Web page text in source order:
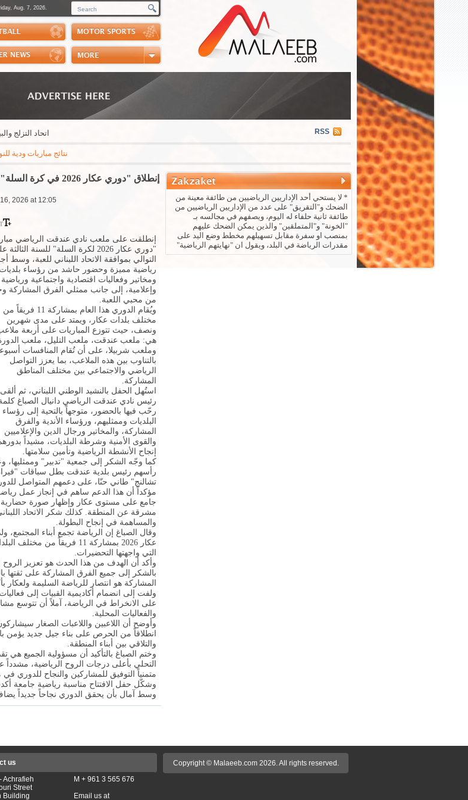
Aug. 7, 2026.
Polls
Scores
Handball
اتحاد التزلج RSS
نتائج مباريات ودية للنوادي في كرة القدم: مايوركا - باريس سان جيرمان 3-0 *
إنطلاق "دوري عكار 2026 في كرة السلة"
2026 at 12:05
إنطلقت على ملعب نادي عندقت الرياضي
"دوري عكار 2026 لكرة السلة" للسنة الثالثة
التوالي بموافقة الاتحاد اللبناني للعبة، وسط
رياضية مميزة وحضور حاشد من رؤساء بلديات
ومخاتير وفعاليات اقتصادية واجتماعية ورياضية
وإعلامية، إلى جانب ممثلي الفرق المشاركة
من محبي اللعبة.
ويُقام الدوري هذا العام بمشاركة 11 فريقاً من
مختلف بلدات عكار، ويمتد على مدى شهرين
ونصف، حيث تتوزع المباريات على أربعة
هي: ملعب عندقت، ملعب التليل، ملعب
وملعب شربيلا، على أن تُقام المنافسات
بالتناوب بين هذه الملاعب، بما يعزز التواصل
الرياضي والاجتماعي بين مختلف المناطق
المشاركة.
استُهل الحفل بالنشيد الوطني اللبناني، ثم ألقى
رئيس نادي عندقت الرياضي دانيال الصباغ
رحّب فيها بالحضور، متوجهاً بالتحية إلى رؤساء
البلديات وممثليهم، ورؤساء الأندية والفرق
المشاركة، والمخاتير ورجال الدين والإعلاميين
والقوى الأمنية وشرطة البلديات، مشيداً
إنجاح الأنشطة الرياضية وتأمين سلامتها.
كما وجّه الشكر إلى جمعية "تدبير" وممثليها،
رأسهم رئيس بلدية عندقت بطل سباقات
تشالنج" طاني حنّا، على دعمهم المتواصل
مؤكداً أن هذا الدعم ساهم في إنجاز عمل
جامع على مستوى عكار وإظهار صورة حضارية
مشرقة عن المنطقة. كذلك شكر الاتحاد
والمساهمة في إنجاح البطولة.
وقال الصباغ إن الرياضة تجمع أبناء المجتمع،
عكار 2026 بمشاركة 11
التي واجهتها التحضيرات.
وأكد أن الهدف من هذا الحدث هو تعزيز الروح
بالشكر إلى جميع الفرق المشاركة على ثقتها
المشاركة هو انتصار للرياضة السليمة ولعكار
ولفت إلى انضمام أكاديمية القبيات إلى
على الانخراط في الرياضة، آملاً أن تتوسع
والفعاليات المحلية.
وأوضح أن اللاعبين واللاعبات الصغار
انطلاقاً من الحرص على بناء جيل جديد يؤمن
والتلاقي بين أبناء المنطقة.
وختم الصباغ بالتأكيد أن مسؤولية الجميع
التحلي بأعلى درجات الروح الرياضية، مشدداً
متمنياً التوفيق للمشاركين والنجاح للدوري
وشكّل حفل الافتتاح مناسبة رياضية جامعة
وسط آمال بأن يحقق الدوري نجاحاً جديداً
* لا يستحي أحد الإداريين الرياضيين من طائفة معينة من
الضحك و"التقريق" على عدد من الإداريين الرياضيين من
طائفة ثانية حلفاء له اليوم، ويصفهم في مجالسه بـ
"الخونة" و"المتملقين" والذين يمكن الضحك عليهم
بمنصب او سفرة مقابل تسهيلهم مخطط وضع اليد على
مقدرات الرياضة في البلد، ويقول ان "نهايتهم الرياضية"
us
Achrafieh
Street
Building
M + 961 3 565 676
Email us at
Copyright © Malaeeb.com 2026. All rights reserved.